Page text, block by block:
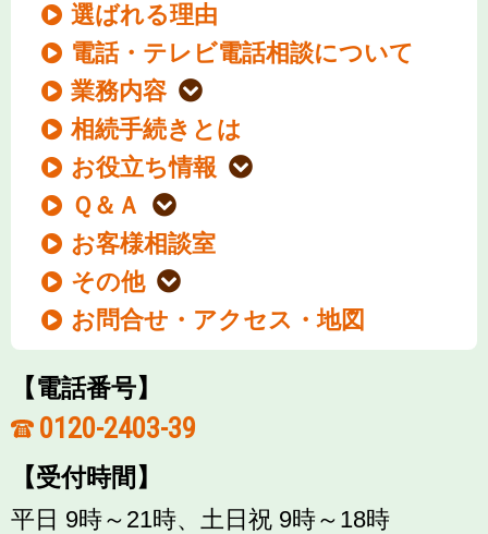
選ばれる理由
電話・テレビ電話相談について
業務内容
相続手続きとは
お役立ち情報
Ｑ＆Ａ
お客様相談室
その他
お問合せ・アクセス・地図
【電話番号】
0120-2403-39
【受付時間】
平日 9時～21時、土日祝 9時～18時